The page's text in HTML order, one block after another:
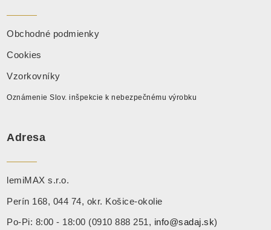
Obchodné podmienky
Cookies
Vzorkovníky
Oznámenie Slov. inšpekcie k nebezpečnému výrobku
Adresa
lemiMAX s.r.o.
Perín 168, 044 74, okr. Košice-okolie
Po-Pi: 8:00 - 18:00 (0910 888 251, info@sadaj.sk)